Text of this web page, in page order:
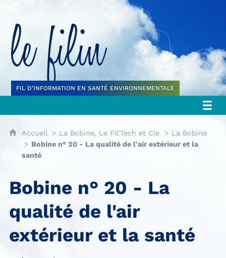
FIL D’INFORMATION EN SANTÉ ENVIRONNEMENTALE
Accueil La Bobine, Le Fil'Tech et Cie
La Bobine
Bobine n° 20 - La qualité de l'air extérieur et la
santé
Bobine n° 20 - La
qualité de l'air
extérieur et la santé